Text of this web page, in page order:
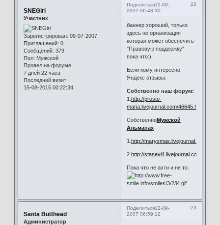
Поделиться 22
12-09-
2007 06:43:30
SNEGiri
Участник
Зарегистрирован: 09-07-2007
Приглашений: 0
Сообщений: 379
Пол: Мужской
Провел на форуме:
7 дней 22 часа
Последний визит:
15-08-2015 00:22:34
баннер хороший, только
здесь не организация
которая может обеспечить
"Правовую поддержку"
пока что:)
Если кому интересно
Яндекс отзывы:
Собственно наш форум:
1. http://prosto-
maria.livejournal.com/46645.html
СобственноМужской
Альманах
1. http://maryxmas.livejournal.com/
2. http://stasevi4.livejournal.com/
Пока что не ахти и не то.
Поделиться 23
12-09-
2007 06:59:12
Santa Butthead
Администратор